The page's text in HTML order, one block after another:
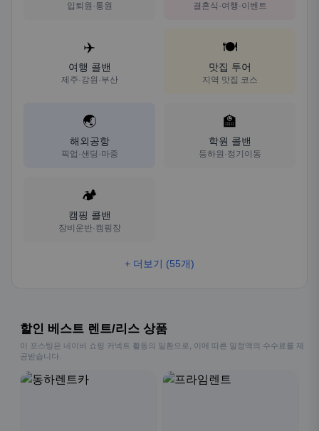
입퇴원·통원 결혼식·여행·이벤트
✈️
여행 콜밴
제주·강원·부산
🍽️
맛집 투어
지역 맛집 코스
🌏
해외공항
픽업·샌딩·마중
🏫
학원 콜밴
등하원·정기이동
🏕️
캠핑 콜밴
장비운반·캠핑장
+ 더보기 (55개)
할인 베스트 렌트/리스 상품
이 포스팅은 네이버 쇼핑 커넥트 활동의 일환으로, 이에 따른 일정액의 수수료를 제
공받습니다.